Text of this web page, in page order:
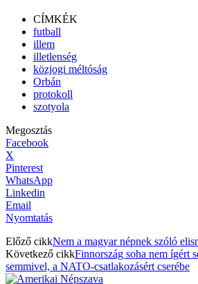
CÍMKÉK
futball
illem
illetlenség
közjogi méltóság
Orbán
protokoll
szotyola
Megosztás
Facebook
X
Pinterest
WhatsApp
Linkedin
Email
Nyomtatás
Előző cikkNem a magyar népnek szóló
Következő cikkFinnország soha nem ígért
semmivel, a NATO-csatlakozásért cserébe